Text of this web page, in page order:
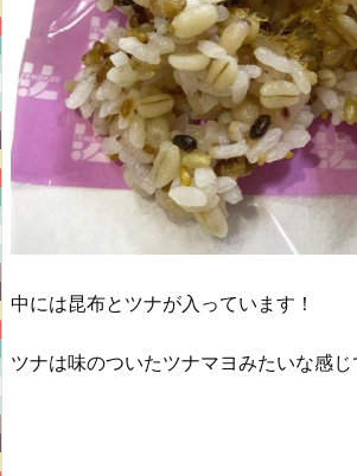
中には昆布とツナが入っています！
ツナは味のついたツナマヨみたいな感じ